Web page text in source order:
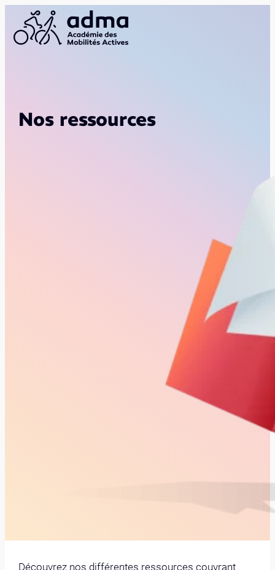
Nos ressources
Découvrez nos différentes ressources couvrant